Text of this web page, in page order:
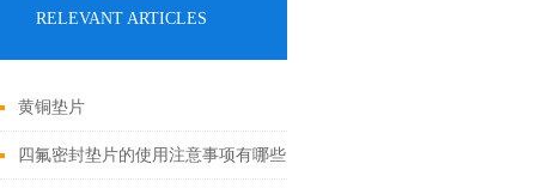
RELEVANT ARTICLES
黄铜垫片
四氟密封垫片的使用注意事项有哪些？